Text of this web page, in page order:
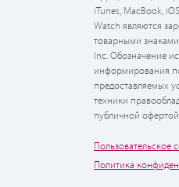
iTunes, MacBook,
Watch являются
товарными
Inc. Обозначение
информирования
предоставляемых
техники
публичной
Пользовательское
Политика